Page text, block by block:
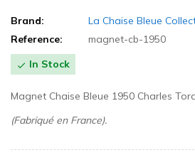
Brand:
La Chaise Bleue
Reference:
magnet-cb-1950
 In Stock
Magnet Chaise Bleue 1950 Charles
(Fabriqué en France).